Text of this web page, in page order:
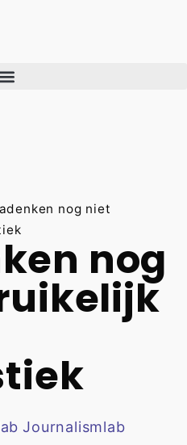
nog niet
nog
Journalismlab